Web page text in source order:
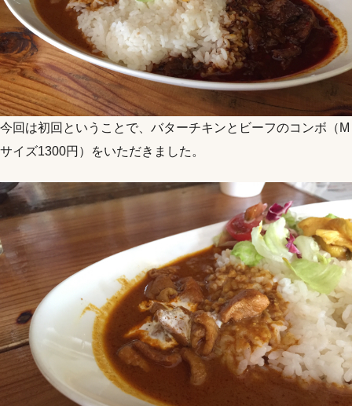
今回は初回ということで、バターチキンとビーフのコンボ（M
サイズ1300円）をいただきました。